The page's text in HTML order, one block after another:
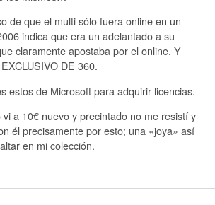
de que el multi sólo fuera online en un
indica que era un adelantado a su
claramente apostaba por el online. Y
DE 360.
estos de Microsoft para adquirir licencias.
vi a 10€ nuevo y precintado no me resistí y
él precisamente por esto; una «joya» así
en mi colección.